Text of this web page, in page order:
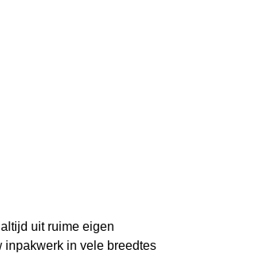
uit ruime eigen
inpakwerk in vele breedtes